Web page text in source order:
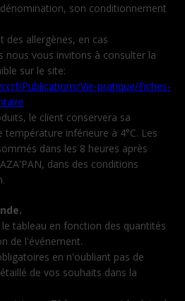
son conditionnement
des allergènes, en cas
nous vous invitons à consulter la
sur le site:
Publications/Vie-pratique/Fiches-
le client conservera sa
inférieure à 4°C. Les
dans les 8 heures après
dans des conditions
tableau en fonction des quantités
de l'événement.
en n'oubliant pas de
de vos souhaits dans la